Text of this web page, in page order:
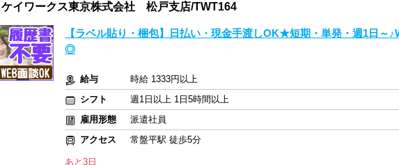
ケイワークス東京株式会社 松戸支店/TWT164
【ラベル貼り・梱包】日払い・現金手渡しOK★短期・単発・週1日～
◎
給与
時給 1333円以上
シフト
週1日以上 1日5時間以上
雇用形態
派遣社員
アクセス
常盤平駅 徒歩5分
あと3日